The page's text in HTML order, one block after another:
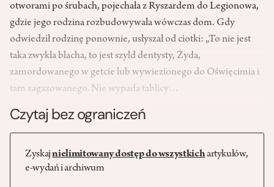
otworami po śrubach, pojechała z Ryszardem do Legionowa,
gdzie jego rodzina rozbudowywała wówczas dom. Gdy
odwiedził rodzinę ponownie, usłyszał od ciotki: „To nie jest
taka zwykła blacha, to jest szyld dentysty, Żyda,
zamordowanego w getcie lub wywiezionego do Oświęcimia i
tam zagazowanego. Nie wypada tablicy…
Czytaj bez ograniczeń
Zyskajnielimitowany dostęp do wszystkichartykułów,
e-wydań i archiwum